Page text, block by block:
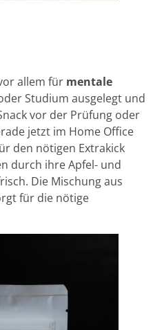
allem für mentale
Studium ausgelegt und
vor der Prüfung oder
jetzt im Home Office
den nötigen Extrakick
durch ihre Apfel- und
Die Mischung aus
für die nötige